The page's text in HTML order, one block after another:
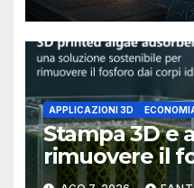
APPLICAZIONI 3D
Stampa 3D e
rimuovere il
acque il